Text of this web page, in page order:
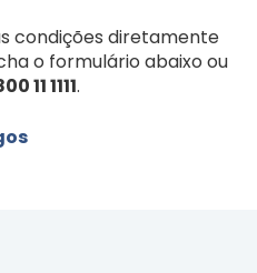
condições diretamente
o formulário abaixo ou
11 1111.